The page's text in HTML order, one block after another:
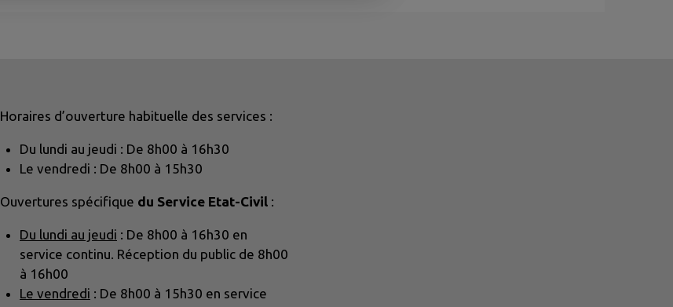
Horaires d’ouverture habituelle des services :
Du lundi au jeudi : De 8h00 à 16h30
Le vendredi : De 8h00 à 15h30
Ouvertures spécifique du Service Etat-Civil :
Du lundi au jeudi : De 8h00 à 16h30 en
service continu. Réception du public de 8h00
à 16h00
Le vendredi : De 8h00 à 15h30 en service